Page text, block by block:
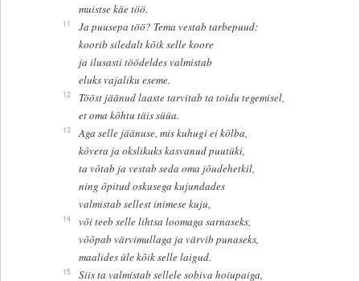
muistse käe töö.
11
Ja puusepa töö? Tema vestab tarbepuud:
koorib siledalt kõik selle koore
ja ilusasti töödeldes valmistab
eluks vajaliku eseme.
12
Tööst jäänud laaste tarvitab ta toidu tegemisel,
et oma kõhtu täis süüa.
13
Aga selle jäänuse, mis kuhugi ei kõlba,
kõvera ja okslikuks kasvanud puutüki,
ta võtab ja vestab seda oma jõudehetkil,
ning õpitud oskusega kujundades
valmistab sellest inimese kuju,
14
või teeb selle lihtsa loomaga sarnaseks,
võõpab värvimullaga ja värvib punaseks,
maalides üle kõik selle laigud.
15 Siis ta valmistab sellele sobiva hoiupaiga,